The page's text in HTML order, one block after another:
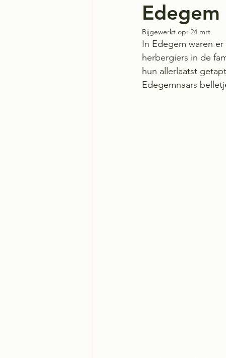
Edegem
Bijgewerkt op: 24 mrt
In Edegem waren
herbergiers in de
hun allerlaatst
Edegemnaars